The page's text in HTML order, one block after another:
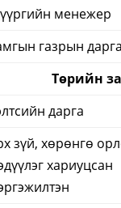
менежер
газрын дарга
Төрийн
дарга
зүй, хөрөнгө
хариуцсан